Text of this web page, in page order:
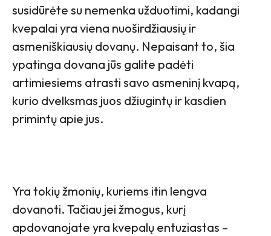
susidūrėte su nemenka užduotimi, kadangi
kvepalai yra viena nuoširdžiausių ir
asmeniškiausių dovanų. Nepaisant to, šia
ypatinga dovana jūs galite padėti
artimiesiems atrasti savo asmeninį kvapą,
kurio dvelksmas juos džiugintų ir kasdien
primintų apie jus.
Yra tokių žmonių, kuriems itin lengva
dovanoti. Tačiau jei žmogus, kurį
apdovanojate yra kvepalų entuziastas –